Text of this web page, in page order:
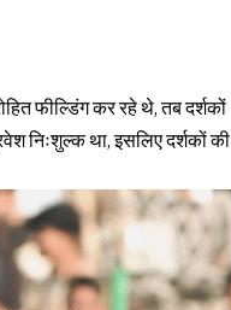
फील्डिंग कर रहे थे, तब दर्शकों
निःशुल्क था, इसलिए दर्शकों की